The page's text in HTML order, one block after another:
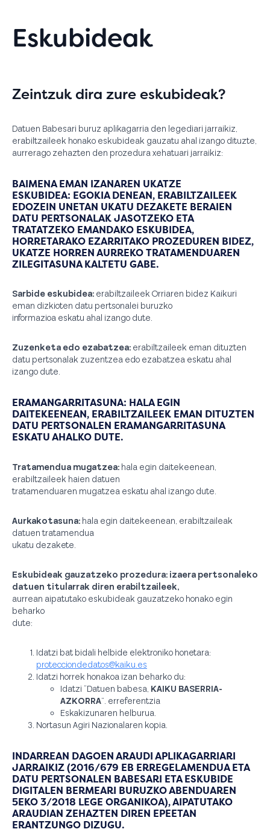
Eskubideak
Zeintzuk dira zure eskubideak?
Datuen Babesari buruz aplikagarria den legediari jarraikiz,
erabiltzaileek honako eskubideak gauzatu ahal izango dituzte,
aurrerago zehazten den prozedura xehatuari jarraikiz:
BAIMENA EMAN IZANAREN UKATZE
ESKUBIDEA: EGOKIA DENEAN, ERABILTZAILEEK
EDOZEIN UNETAN UKATU DEZAKETE BERAIEN
DATU PERTSONALAK JASOTZEKO ETA
TRATATZEKO EMANDAKO ESKUBIDEA,
HORRETARAKO EZARRITAKO PROZEDUREN BIDEZ,
UKATZE HORREN AURREKO TRATAMENDUAREN
ZILEGITASUNA KALTETU GABE.
Sarbide eskubidea: erabiltzaileek Orriaren bidez Kaikuri
eman dizkioten datu pertsonalei buruzko
informazioa eskatu ahal izango dute.
Zuzenketa edo ezabatzea: erabiltzaileek eman dituzten
datu pertsonalak zuzentzea edo ezabatzea eskatu ahal
izango dute.
ERAMANGARRITASUNA: HALA EGIN
DAITEKEENEAN, ERABILTZAILEEK EMAN DITUZTEN
DATU PERTSONALEN ERAMANGARRITASUNA
ESKATU AHALKO DUTE.
Tratamendua mugatzea: hala egin daitekeenean,
erabiltzaileek haien datuen
tratamenduaren mugatzea eskatu ahal izango dute.
Aurkakotasuna: hala egin daitekeenean, erabiltzaileak
datuen tratamendua
ukatu dezakete.
Eskubideak gauzatzeko prozedura: izaera pertsonaleko
datuen titularrak diren erabiltzaileek,
aurrean aipatutako eskubideak gauzatzeko honako egin
beharko
dute:
Idatzi bat bidali helbide elektroniko honetara:
protecciondedatos@kaiku.es
Idatzi horrek honakoa izan beharko du:
Idatzi “Datuen babesa, KAIKU BASERRIA-
AZKORRA”. erreferentzia
Eskakizunaren helburua.
Nortasun Agiri Nazionalaren kopia.
INDARREAN DAGOEN ARAUDI APLIKAGARRIARI
JARRAIKIZ (2016/679 EB ERREGELAMENDUA ETA
DATU PERTSONALEN BABESARI ETA ESKUBIDE
DIGITALEN BERMEARI BURUZKO ABENDUAREN
5EKO 3/2018 LEGE ORGANIKOA), AIPATUTAKO
ARAUDIAN ZEHAZTEN DIREN EPEETAN
ERANTZUNGO DIZUGU.